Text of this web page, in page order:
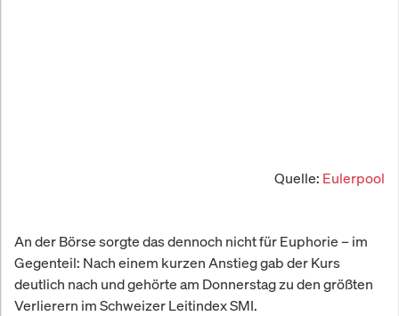
Quelle: Eulerpool
An der Börse sorgte das dennoch nicht für Euphorie – im
Gegenteil: Nach einem kurzen Anstieg gab der Kurs
deutlich nach und gehörte am Donnerstag zu den größten
Verlierern im Schweizer Leitindex SMI.